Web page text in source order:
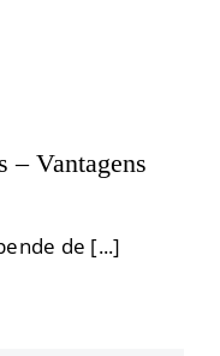
– Vantagens
de [...]